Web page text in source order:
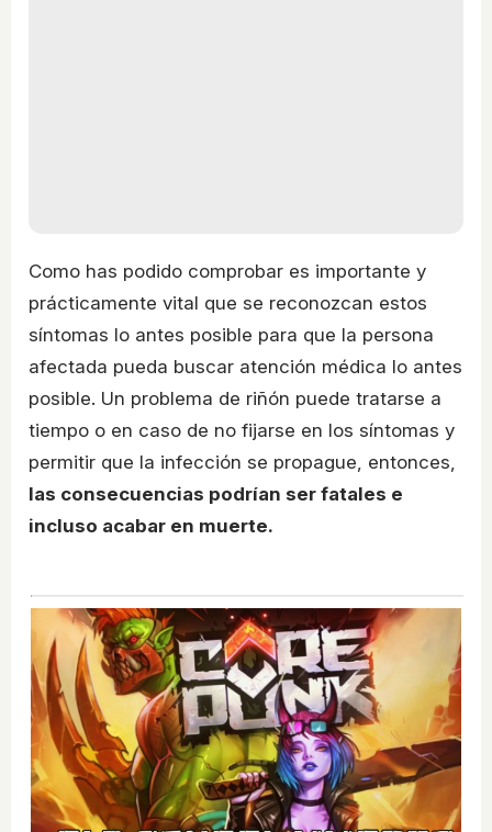
Como has podido comprobar es importante y
prácticamente vital que se reconozcan estos
síntomas lo antes posible para que la persona
afectada pueda buscar atención médica lo antes
posible. Un problema de riñón puede tratarse a
tiempo o en caso de no fijarse en los síntomas y
permitir que la infección se propague, entonces,
las consecuencias podrían ser fatales e
incluso acabar en muerte.